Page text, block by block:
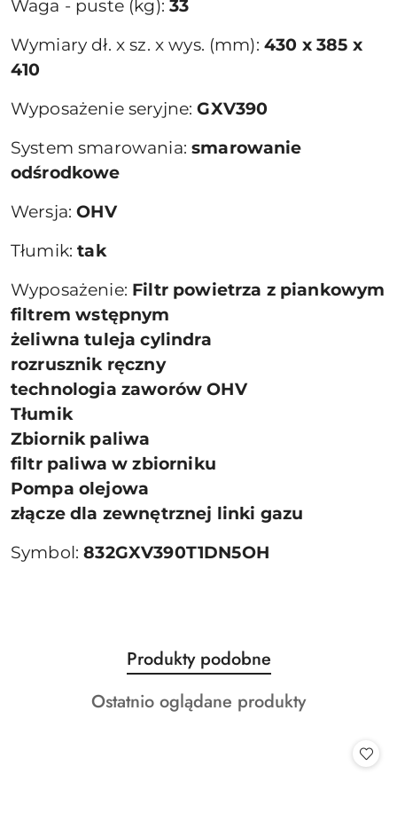
Waga - puste (kg):33
Wymiary dł. x sz. x wys. (mm): 430 x 385 x
410
Wyposażenie seryjne:GXV390
System smarowania:smarowanie
odśrodkowe
Wersja:OHV
Tłumik:tak
Wyposażenie: Filtr powietrza z piankowym
filtrem wstępnym
żeliwna tuleja cylindra
rozrusznik ręczny
technologia zaworów OHV
Tłumik
Zbiornik paliwa
filtr paliwa w zbiorniku
Pompa olejowa
złącze dla zewnętrznej linki gazu
Symbol:832GXV390T1DN5OH
Pomiń karuzelę produktów
Produkty
o
statusie:
Produkty podobne
Produkty
Ostatnio oglądane produkty